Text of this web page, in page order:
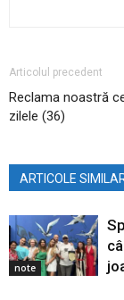
Articolul precedent
Reclama noastră
zilele (36)
ARTICOLE
note